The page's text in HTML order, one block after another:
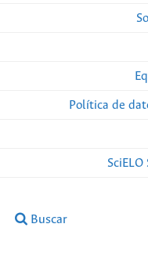
Política de
Buscar